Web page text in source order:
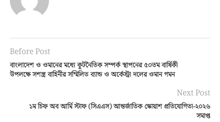
Before Post
বাংলাদেশ ও ওমানের মধ্যে কূটনৈতিক সম্পর্ক স্থাপনের ৫০তম বার্ষিকী
উপলক্ষে সশস্ত্র বাহিনীর সম্মিলিত ব্যান্ড ও অর্কেস্ট্রা দলের ওমান গমন
Next Post
১ম চিফ অব আর্মি স্টাফ (সিএএস) আন্তর্জাতিক স্কোয়াশ প্রতিযোগিতা-২০২৬
সমাপ্ত